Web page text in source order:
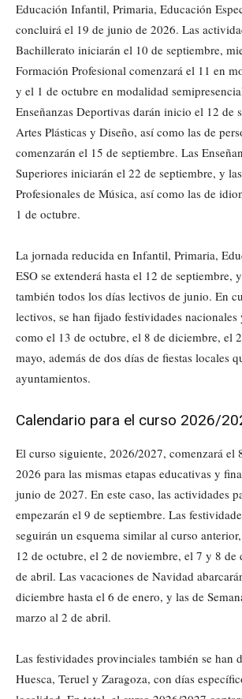
Educación Infantil, Primaria, Educación
concluirá el 19 de junio de 2026. Las
Bachillerato iniciarán el 10 de septiembre,
Formación Profesional comenzará el 11 en
y el 1 de octubre en modalidad
Enseñanzas Deportivas darán inicio el 12 de
Artes Plásticas y Diseño, así como las de
comenzarán el 15 de septiembre. Las
Superiores iniciarán el 22 de septiembre, y
Profesionales de Música, así como las de
1 de octubre.
La jornada reducida en Infantil, Primaria,
ESO se extenderá hasta el 12 de septiembre,
también todos los días lectivos de junio. En
lectivos, se han fijado festividades
como el 13 de octubre, el 8 de diciembre, el
mayo, además de dos días de fiestas locales
ayuntamientos.
Calendario para el curso 2026/
El curso siguiente, 2026/2027, comenzará el
2026 para las mismas etapas educativas y
junio de 2027. En este caso, las actividades
empezarán el 9 de septiembre. Las
seguirán un esquema similar al curso
12 de octubre, el 2 de noviembre, el 7 y 8
de abril. Las vacaciones de Navidad
diciembre hasta el 6 de enero, y las de
marzo al 2 de abril.
Las festividades provinciales también se han
Huesca, Teruel y Zaragoza, con días